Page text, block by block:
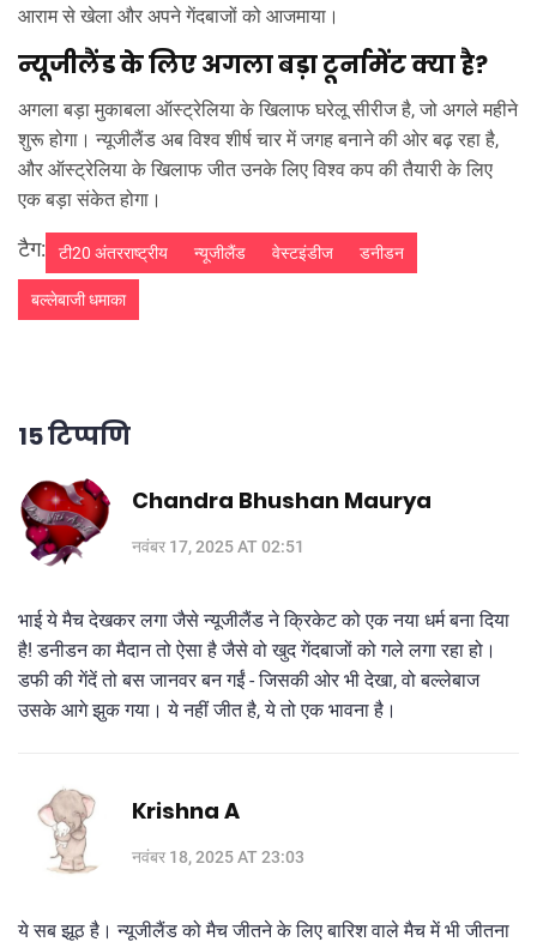
आराम से खेला और अपने गेंदबाजों को आजमाया।
न्यूजीलैंड के लिए अगला बड़ा टूर्नामेंट क्या है?
अगला बड़ा मुकाबला ऑस्ट्रेलिया के खिलाफ घरेलू सीरीज है, जो अगले महीने
शुरू होगा। न्यूजीलैंड अब विश्व शीर्ष चार में जगह बनाने की ओर बढ़ रहा है,
और ऑस्ट्रेलिया के खिलाफ जीत उनके लिए विश्व कप की तैयारी के लिए
एक बड़ा संकेत होगा।
टैग: टी20 अंतरराष्ट्रीय न्यूजीलैंड वेस्टइंडीज डनीडन
बल्लेबाजी धमाका
15 टिप्पणि
Chandra Bhushan Maurya
नवंबर 17, 2025 AT 02:51
भाई ये मैच देखकर लगा जैसे न्यूजीलैंड ने क्रिकेट को एक नया धर्म बना दिया
है! डनीडन का मैदान तो ऐसा है जैसे वो खुद गेंदबाजों को गले लगा रहा हो।
डफी की गेंदें तो बस जानवर बन गईं - जिसकी ओर भी देखा, वो बल्लेबाज
उसके आगे झुक गया। ये नहीं जीत है, ये तो एक भावना है।
Krishna A
नवंबर 18, 2025 AT 23:03
ये सब झूठ है। न्यूजीलैंड को मैच जीतने के लिए बारिश वाले मैच में भी जीतना